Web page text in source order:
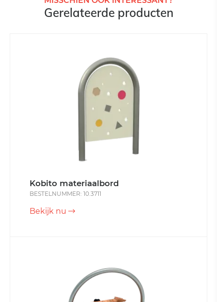
Gerelateerde producten
Kobito materiaalbord
BESTELNUMMER: 10.3711
Bekijk nu